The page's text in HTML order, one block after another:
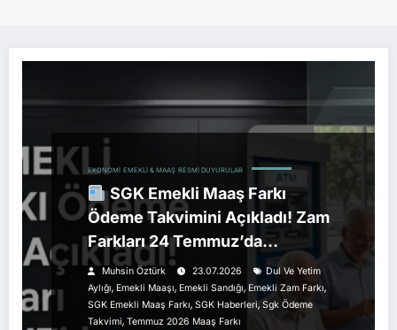
EKONOMI EMEKLI & MAAŞ RESMI DUYURULAR
SGK Emekli Maaş Farkı
Ödeme Takvimini Açıkladı! Zam
Farkları 24 Temmuz’da
Hesaplara Yatıyor
Muhsin Öztürk 23.07.2026
Dul Ve Yetim
Aylığı, Emekli Maaşı, Emekli Sandığı, Emekli Zam Farkı,
SGK Emekli Maaş Farkı, SGK Haberleri,Sgk Ödeme
Takvimi, Temmuz 2026 Maaş Farkı